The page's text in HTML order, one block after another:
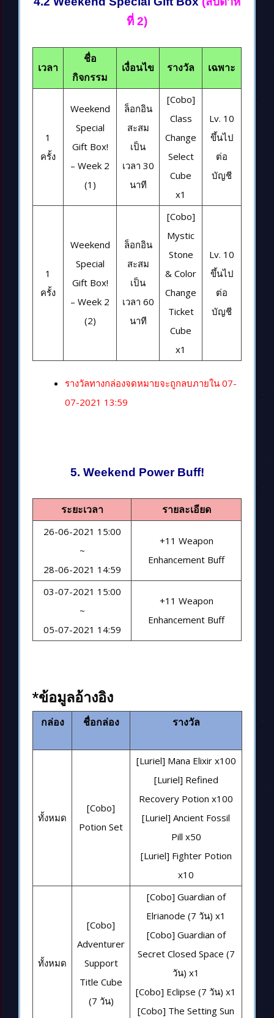
ที่ 2)
เวลา
ชื่อ
กิจกรรม
เงื่อนไข รางวัล เฉพาะ
1
ครั้ง
Weekend
Special
Gift Box!
– Week 2
(1)
ล็อกอิน
สะสม
เป็น
เวลา 30
นาที
[Cobo]
Class
Change
Select
Cube
x1
Lv. 10
ขึ้นไป
ต่อ
บัญชี
1
ครั้ง
Weekend
Special
Gift Box!
– Week 2
(2)
ล็อกอิน
สะสม
เป็น
เวลา 60
นาที
[Cobo]
Mystic
Stone
& Color
Change
Ticket
Cube
x1
Lv. 10
ขึ้นไป
ต่อ
บัญชี
รางวัลทางกล่องจดหมายจะถูกลบภายใน 07-
07-2021 13:59
5. Weekend Power Buff!
ระยะเวลา รายละเอียด
26-06-2021 15:00
~
28-06-2021 14:59
+11 Weapon
Enhancement Buff
03-07-2021 15:00
~
05-07-2021 14:59
+11 Weapon
Enhancement Buff
*ข้อมูลอ้างอิง
กล่อง ชื่อกล่อง รางวัล
ทั้งหมด
[Cobo]
Potion Set
[Luriel] Mana Elixir x100
[Luriel] Refined
Recovery Potion x100
[Luriel] Ancient Fossil
Pill x50
[Luriel] Fighter Potion
x10
ทั้งหมด
[Cobo]
Adventurer
Support
Title Cube
(7 วัน)
[Cobo] Guardian of
Elrianode (7 วัน) x1
[Cobo] Guardian of
Secret Closed Space (7
วัน) x1
[Cobo] Eclipse (7 วัน) x1
[Cobo] The Setting Sun